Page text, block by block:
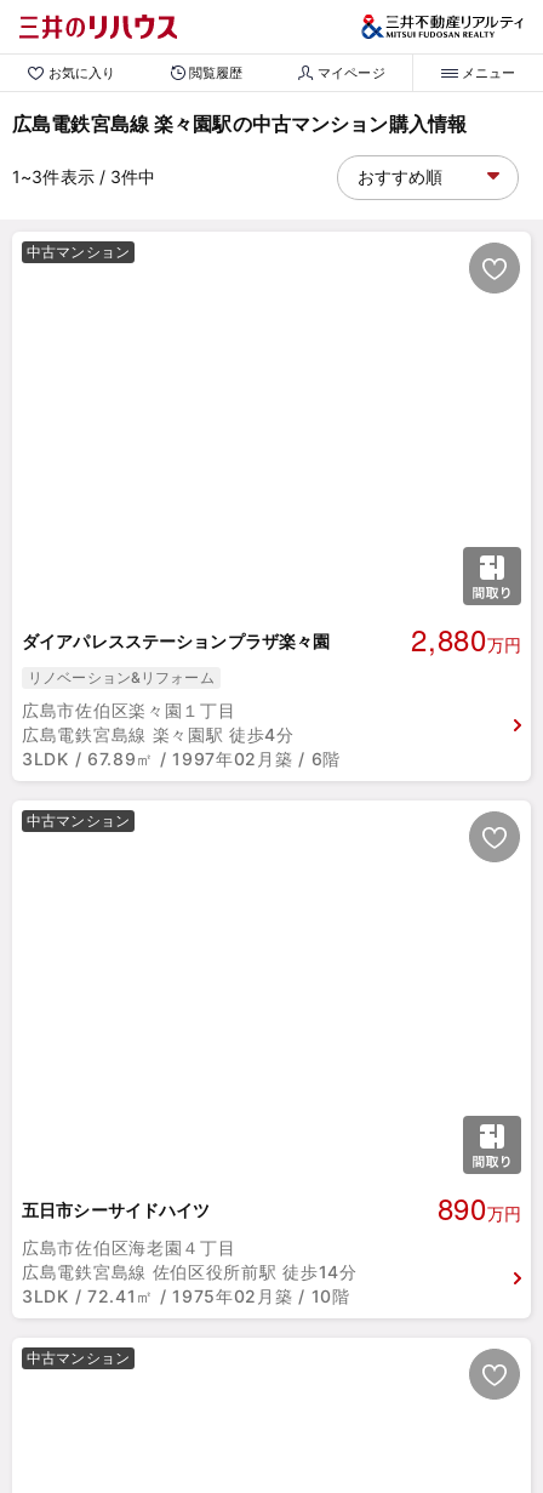
お気に入り 閲覧履歴 マイページ メニュー
広島電鉄宮島線 楽々園駅の中古マンション購入情報
1~3件表示/ 3件中
中古マンション
ダイアパレスステーションプラザ楽々園 2,880万円
リノベーション&リフォーム
広島市佐伯区楽々園１丁目
広島電鉄宮島線 楽々園駅 徒歩4分
3LDK / 67.89㎡ / 1997年02月築 / 6階
中古マンション
五日市シーサイドハイツ 890万円
広島市佐伯区海老園４丁目
広島電鉄宮島線 佐伯区役所前駅 徒歩14分
3LDK / 72.41㎡ / 1975年02月築 / 10階
中古マンション